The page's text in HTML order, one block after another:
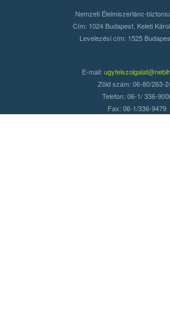
Nemzeti Élelmiszerlánc-
Cím: 1024 Budapest, Keleti
Levelezési cím: 1525
E-mail:
Zöld szám: 06-80/263-
Telefon: 06-1/ 336-
Fax: 06-1/336-9479